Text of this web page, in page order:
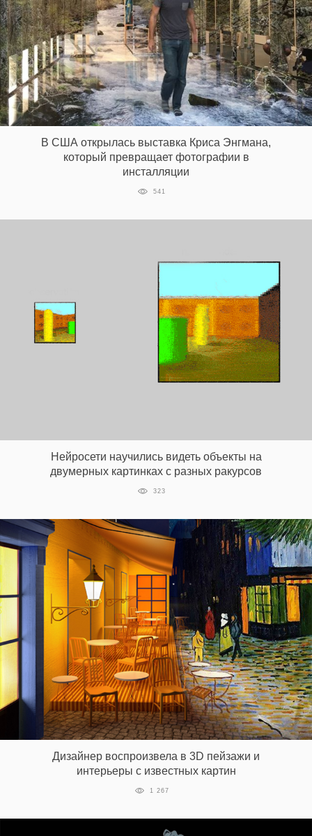
В США открылась выставка Криса Энгмана,
который превращает фотографии в
инсталляции
541
Нейросети научились видеть объекты на
двумерных картинках с разных ракурсов
323
Дизайнер воспроизвела в 3D пейзажи и
интерьеры с известных картин
1 267